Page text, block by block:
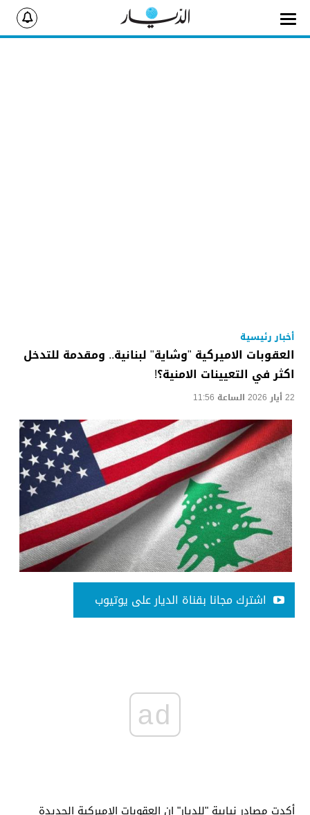
أخبار رئيسية
العقوبات الاميركية "وشاية" لبنانية.. ومقدمة للتدخل
اكثر في التعيينات الامنية؟!
22 أيار 2026 الساعة 11:56
اشترك مجانا بقناة الديار على يوتيوب
ad
أكدت مصادر نيابية "للديار" ان العقوبات الاميركية الجديدة